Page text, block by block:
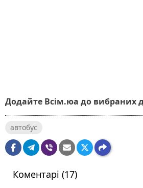
Додайте Всім.юа до вибраних
автобус
Коментарі (17)